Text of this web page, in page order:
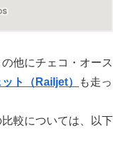
他にチェコ・オース
ト（Railjet）
も走っ
較については、以下